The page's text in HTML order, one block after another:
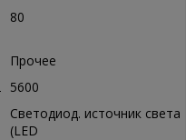
80
Прочее
5600
Светодиод. источник света
(LED